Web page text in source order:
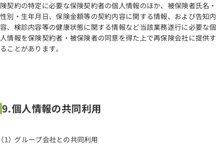
険契約の特定に必要な保険契約者の個人情報のほか、被保険者氏名・
性別・生年月日、保険金額等の契約内容に関する情報、および告知内
容、検診内容等の健康状態に関する情報など当該業務遂行に必要な個
人情報を保険契約者・被保険者の同意を得た上で再保険会社に提供す
ることがあります。
9.個人情報の共同利用
グループ会社との共同利用